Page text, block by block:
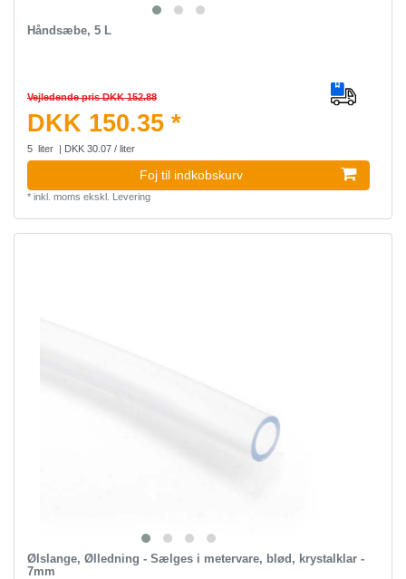
Håndsæbe, 5 L
Vejledende pris DKK 152.88
DKK 150.35 *
5 liter | DKK 30.07 / liter
Foj til indkobskurv
* inkl. moms ekskl. Levering
Ølslange, Ølledning - Sælges i metervare, blød, krystalklar -
7mm